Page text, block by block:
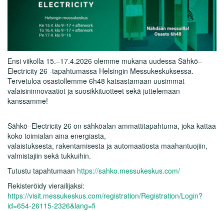
Ensi viikolla 15.–17.4.2026 olemme mukana uudessa Sähkö–
Electricity 26 -tapahtumassa Helsingin Messukeskuksessa.
Tervetuloa osastollemme 6h48 katsastamaan uusimmat
valaisininnovaatiot ja suosikkituotteet sekä juttelemaan
kanssamme!
Sähkö–Electricity 26 on sähköalan ammattitapahtuma, joka kattaa
koko toimialan aina energiasta,
valaistuksesta, rakentamisesta ja automaatiosta maahantuojiin,
valmistajiin sekä tukkuihin.
Tutustu tapahtumaan https://sahko.messukeskus.com/
Rekisteröidy vierailijaksi:
https://visit.messukeskus.com/registration/Registration/Login?
id=654-26115-2326&lang=fi